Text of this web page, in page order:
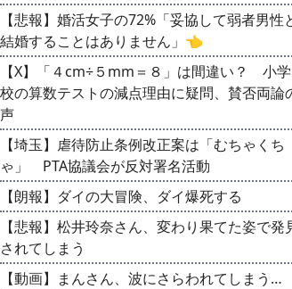
【悲報】婚活女子の72%「妥協して弱者男性
結婚することはありません」👈
【X】「４cm÷５mm＝８」は間違い？ 小学
校の算数テストの減点理由に疑問、賛否両論
声
【埼玉】虐待防止条例改正案は「むちゃくち
ゃ」 PTA協議会が反対署名活動
【朗報】ダイの大冒険、ダイ爆死する
【悲報】松井玲奈さん、変わり果てた姿で発
されてしまう
【動画】まんさん、波にさらわれてしまう…